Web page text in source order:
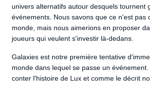
univers alternatifs autour desquels tournent
événements. Nous savons que ce n'est pas
monde, mais nous aimerions en proposer
joueurs qui veulent s'investir là-dedans.
Galaxies est notre première tentative
monde dans lequel se passe un
conter l'histoire de Lux et comme le décrit